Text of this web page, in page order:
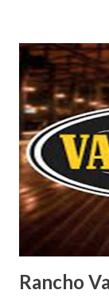
Rancho